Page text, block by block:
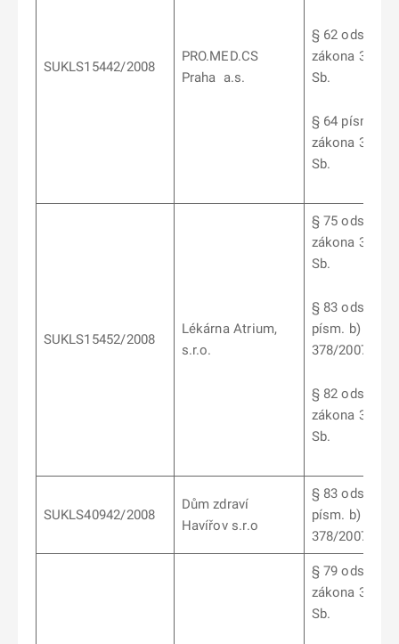
SUKLS15442/2008
PRO.MED.CS
Praha a.s.
§ 62 odst. 1
zákona 378/
Sb.
§ 64 písm j). 1
zákona 378/
Sb.
SUKLS15452/2008
Lékárna Atrium,
s.r.o.
§ 75 odst. 3
zákona 378/
Sb.
§ 83 odst. 5
písm. b)
378/2007 Sb.
§ 82 odst. 1
zákona 378/
Sb.
SUKLS40942/2008
Dům zdraví
Havířov s.r.o
§ 83 odst. 5
písm. b)
378/2007 Sb.
§ 79 odst. 3 a
zákona 378/
Sb.